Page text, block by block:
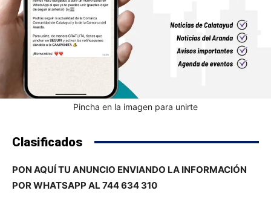
Pincha en la imagen para unirte
Clasificados
PON AQUÍ TU ANUNCIO ENVIANDO LA INFORMACIÓN
POR WHATSAPP AL 744 634 310